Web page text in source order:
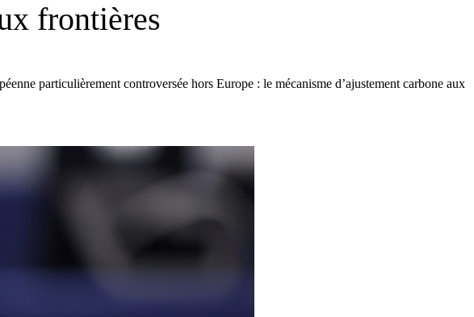
frontières
particulièrement controversée hors Europe : le mécanisme d’ajustement carbone aux